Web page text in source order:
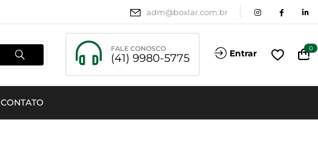
adm@boxlar.com.br
FALE CONOSCO
(41) 9980-5775 Entrar 0
CONTATO